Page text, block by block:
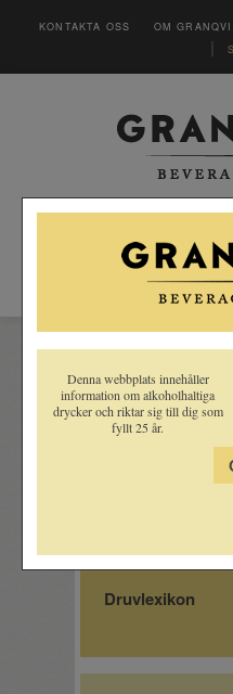
KONTAKTA OSS OM
|
INSPIRATION
Recept
Lär känna våra
Prova hemma
Druvlexikon
Denna webbplats innehåller
information om alkoholhaltiga
drycker och riktar sig till dig som
fyllt 25 år.